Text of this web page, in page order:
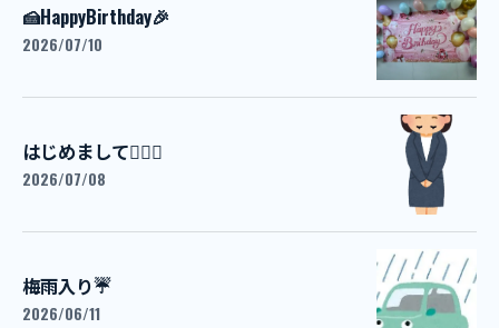
🍰HappyBirthday🎉
2026/07/10
はじめまして💁🏻‍♀️
2026/07/08
梅雨入り☔
2026/06/11